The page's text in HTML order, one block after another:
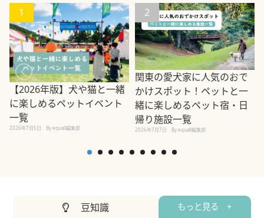
1
【2026年版】犬や猫と一緒
に楽しめるペットイベント
一覧
2026年7月5日 By equall編集部
2
関東の愛犬家に人気のおで
かけスポット！ペットと一
緒に楽しめるペット宿・日
帰り施設一覧
2026年7月7日 By equall編集部
豆知識 もっと見る +